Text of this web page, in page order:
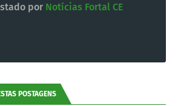
por Notícias Fortal CE
POSTAGENS